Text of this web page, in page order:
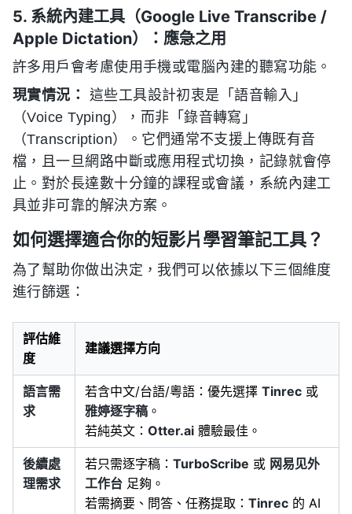
5. 系統內建工具（Google Live Transcribe /
Apple Dictation）：應急之用
許多用戶會考慮使用手機或電腦內建的聽寫功能。
現實情況：
這些工具設計初衷是「語音輸入」
（Voice Typing），而非「錄音轉寫」
（Transcription）。它們通常不支援上傳既有音
檔，且一旦網路中斷或應用程式切換，記錄就會停
止。對於長達數十分鐘的課程或會議，系統內建工
具並非可靠的解決方案。
如何選擇適合你的短影片學習筆記工具？
為了幫助你做出決定，我們可以依據以下三個維度
進行篩選：
評估維
度
建議選擇方向
語言需
求
若含中文/台語/粵語：優先選擇 Tinrec 或
雅婷逐字稿 。
若純英文： Otter.ai 體驗最佳。
後續處
理需求
若只需逐字稿： TurboScribe 或 网易见外
工作台 足夠。
若需摘要、問答、任務提取： Tinrec 的 AI